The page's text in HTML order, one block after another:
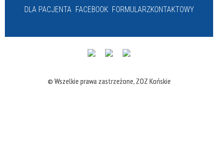
DLA PACJENTA FACEBOOK FORMULARZKONTAKTOWY
© Wszelkie prawa zastrzeżone, ZOZ Końskie